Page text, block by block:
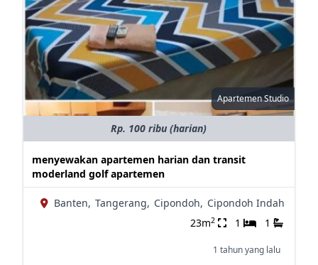
Apartemen Studio
Rp. 100 ribu (harian)
menyewakan apartemen harian dan transit
moderland golf apartemen
Banten, Tangerang, Cipondoh, Cipondoh Indah
23m2 1 1
1 tahun yang lalu